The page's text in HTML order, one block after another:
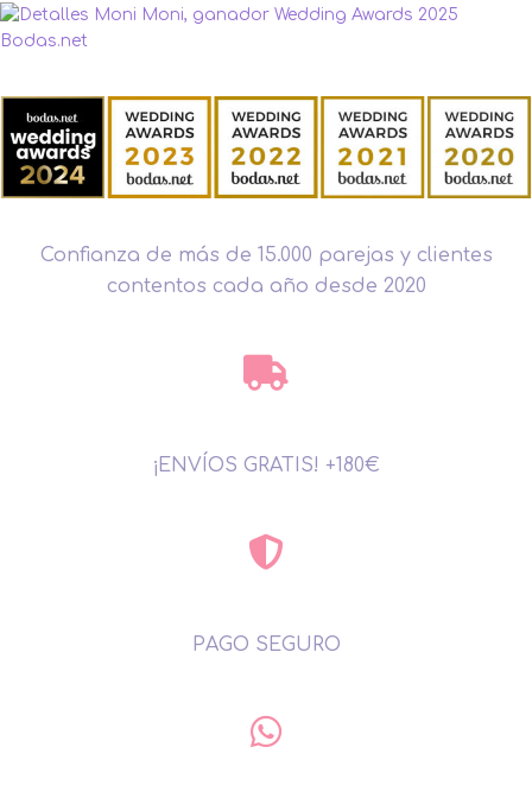
Confianza de más de 15.000 parejas y clientes
contentos cada año desde 2020
¡ENVÍOS GRATIS! +180€
PAGO SEGURO